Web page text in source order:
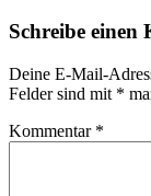
Schreibe einen
Deine E-Mail-
Felder sind mit *
Kommentar *